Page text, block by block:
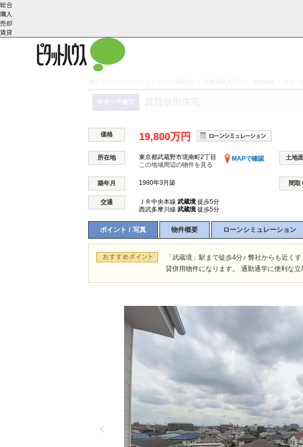
総合
購入
売却
賃貸
こだわりの条件で検索 町名から探す
会社概
要
スタッフ紹
中古一戸建て 賃貸併用住宅
価格 19,800万円
所在地 東京都武蔵野市境南町2丁目
MAPで確認
この地域周辺の物件を見る
土地
築年月 1980年3月築 間取
交通 ＪＲ中央本線 武蔵境徒歩5分
西武多摩川線 武蔵境徒歩5分
ポイント / 写真 物件概要 ローンシミュレーション
「武蔵境」駅まで徒歩4分♪ 弊社からも近く
貸併用物件になります。 通勤通学に便利な